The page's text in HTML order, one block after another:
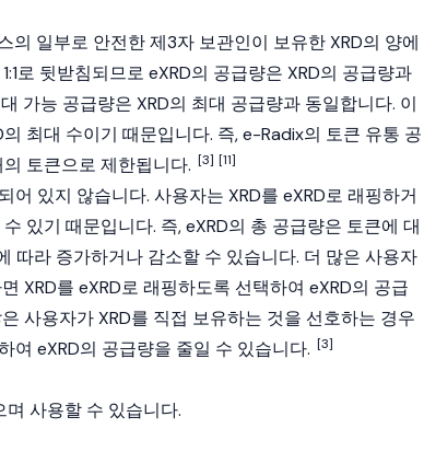
의 일부로 안전한 제3자 보관인이 보유한 XRD의 양에
로 뒷받침되므로 eXRD의 공급량은 XRD의 공급량과
가능 공급량은 XRD의 최대 공급량과 동일합니다. 이
최대 수이기 때문입니다. 즉, e-Radix의 토큰 유통 공
토큰으로 제한됩니다. [3] [11]
어 있지 않습니다. 사용자는 XRD를 eXRD로 래핑하거
있기 때문입니다. 즉, eXRD의 총 공급량은 토큰에 대
따라 증가하거나 감소할 수 있습니다. 더 많은 사용자
XRD를 eXRD로 래핑하도록 선택하여 eXRD의 공급
사용자가 XRD를 직접 보유하는 것을 선호하는 경우
여 eXRD의 공급량을 줄일 수 있습니다. [3]
사용할 수 있습니다.